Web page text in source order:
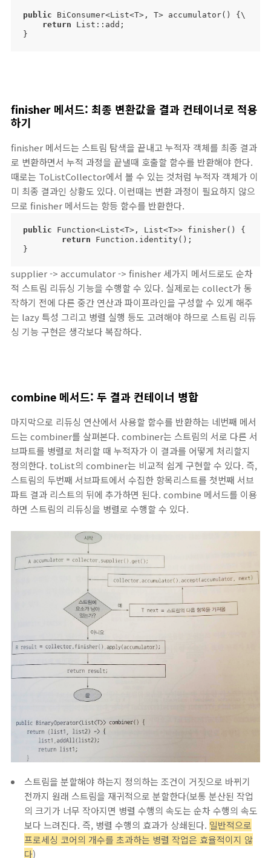
public BiConsumer<List<T>, T> accumulator() {\
return List::add;
}
finisher 메서드: 최종 변환값을 결과 컨테이너로 적용
하기
finisher 메서드는 스트림 탐색을 끝내고 누적자 객체를 최종 결과
로 변환하면서 누적 과정을 끝낼때 호출할 함수를 반환해야 한다.
때로는 ToListCollector에서 볼 수 있는 것처럼 누적자 객체가 이
미 최종 결과인 상황도 있다. 이런때는 변환 과정이 필요하지 않으
므로 finisher 메서드는 항등 함수를 반환한다.
public Function<List<T>, List<T>> finisher() {
return Function.identity();
}
supplier -> accumulator -> finisher 세가지 메서드로도 순차
적 스트림 리듀싱 기능을 수행할 수 있다. 실제로는 collect가 동
작하기 전에 다른 중간 연산과 파이프라인을 구성할 수 있게 해주
는 lazy 특성 그리고 병렬 실행 등도 고려해야 하므로 스트림 리듀
싱 기능 구현은 생각보다 복잡하다.
combine 메서드: 두 결과 컨테이너 병합
마지막으로 리듀싱 연산에서 사용할 함수를 반환하는 네번째 메서
드는 combiner를 살펴본다. combiner는 스트림의 서로 다른 서
브파트를 병렬로 처리할 때 누적자가 이 결과를 어떻게 처리할지
정의한다. toList의 combiner는 비교적 쉽게 구현할 수 있다. 즉,
스트림의 두번째 서브파트에서 수집한 항목리스트를 첫번째 서브
파트 결과 리스트의 뒤에 추가하면 된다. combine 메서드를 이용
하면 스트림의 리듀싱을 병렬로 수행할 수 있다.
스트림을 분할해야 하는지 정의하는 조건이 거짓으로 바뀌기
전까지 원래 스트림을 재귀적으로 분할한다(보통 분산된 작업
의 크기가 너무 작아지면 병렬 수행의 속도는 순차 수행의 속도
보다 느려진다. 즉, 병렬 수행의 효과가 상쇄된다. 일반적으로
프로세싱 코어의 개수를 초과하는 병렬 작업은 효율적이지 않
다)